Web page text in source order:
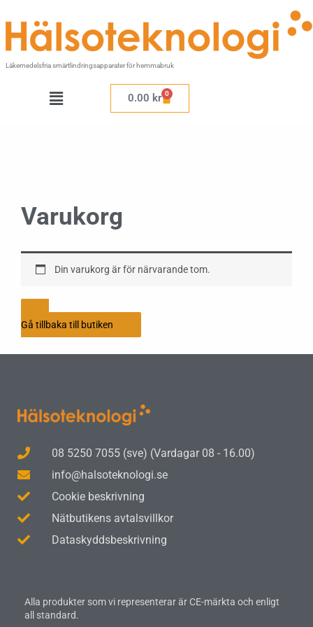
innehåll
Läkemedelsfria smärtlindringsapparater för hemmabruk
Meny 0.00 kr 0
Varukorg
Varukorg
Din varukorg är för närvarande tom.
Gå tillbaka till butiken
08 5250 7055 (sve) (Vardagar 08 - 16.00)
info@halsoteknologi.se
Cookie beskrivning
Nätbutikens avtalsvillkor
Dataskyddsbeskrivning
Alla produkter som vi representerar är CE-märkta och enligt
all standard.